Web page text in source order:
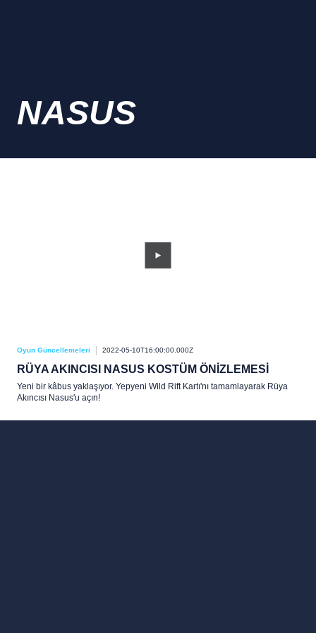
NASUS
Oyun Güncellemeleri 2022-05-10T16:00:00.000Z
RÜYA AKINCISI NASUS KOSTÜM ÖNİZLEMESİ
Yeni bir kâbus yaklaşıyor. Yepyeni Wild Rift Kartı'nı tamamlayarak Rüya
Akıncısı Nasus'u açın!